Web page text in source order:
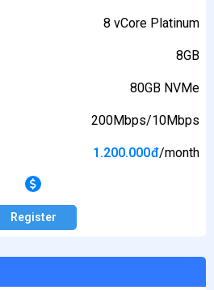
8 vCore Platinum
8GB
80GB NVMe
200Mbps/10Mbps
1.200.000đ/month
Register